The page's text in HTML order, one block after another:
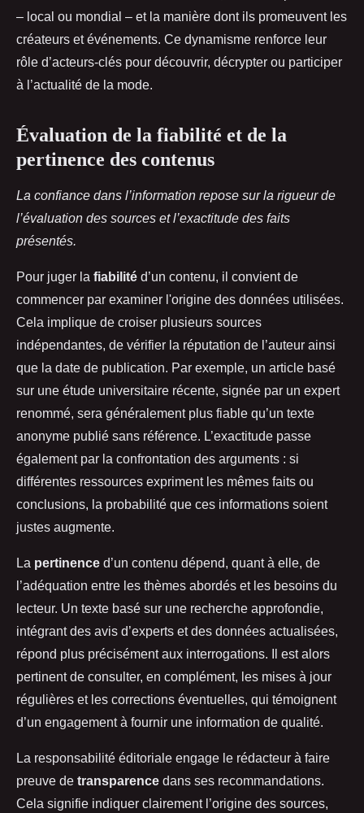
– local ou mondial – et la manière dont ils promeuvent les
créateurs et événements. Ce dynamisme renforce leur
rôle d’acteurs-clés pour découvrir, décrypter ou participer
à l’actualité de la mode.
Évaluation de la fiabilité et de la
pertinence des contenus
La confiance dans l’information repose sur la rigueur de
l’évaluation des sources et l’exactitude des faits
présentés.
Pour juger la fiabilité d’un contenu, il convient de
commencer par examiner l'origine des données utilisées.
Cela implique de croiser plusieurs sources
indépendantes, de vérifier la réputation de l’auteur ainsi
que la date de publication. Par exemple, un article basé
sur une étude universitaire récente, signée par un expert
renommé, sera généralement plus fiable qu’un texte
anonyme publié sans référence. L’exactitude passe
également par la confrontation des arguments : si
différentes ressources expriment les mêmes faits ou
conclusions, la probabilité que ces informations soient
justes augmente.
La pertinence d’un contenu dépend, quant à elle, de
l’adéquation entre les thèmes abordés et les besoins du
lecteur. Un texte basé sur une recherche approfondie,
intégrant des avis d’experts et des données actualisées,
répond plus précisément aux interrogations. Il est alors
pertinent de consulter, en complément, les mises à jour
régulières et les corrections éventuelles, qui témoignent
d’un engagement à fournir une information de qualité.
La responsabilité éditoriale engage le rédacteur à faire
preuve de transparence dans ses recommandations.
Cela signifie indiquer clairement l’origine des sources,